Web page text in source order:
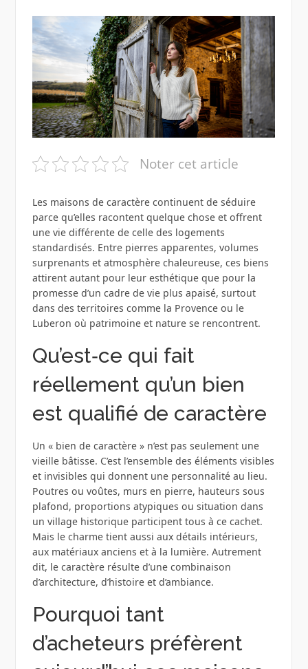
Noter cet article
Les maisons de caractère continuent de séduire
parce qu’elles racontent quelque chose et offrent
une vie différente de celle des logements
standardisés. Entre pierres apparentes, volumes
surprenants et atmosphère chaleureuse, ces biens
attirent autant pour leur esthétique que pour la
promesse d’un cadre de vie plus apaisé, surtout
dans des territoires comme la Provence ou le
Luberon où patrimoine et nature se rencontrent.
Qu’est‑ce qui fait
réellement qu’un bien
est qualifié de caractère
Un « bien de caractère » n’est pas seulement une
vieille bâtisse. C’est l’ensemble des éléments visibles
et invisibles qui donnent une personnalité au lieu.
Poutres ou voûtes, murs en pierre, hauteurs sous
plafond, proportions atypiques ou situation dans
un village historique participent tous à ce cachet.
Mais le charme tient aussi aux détails intérieurs,
aux matériaux anciens et à la lumière. Autrement
dit, le caractère résulte d’une combinaison
d’architecture, d’histoire et d’ambiance.
Pourquoi tant
d’acheteurs préfèrent